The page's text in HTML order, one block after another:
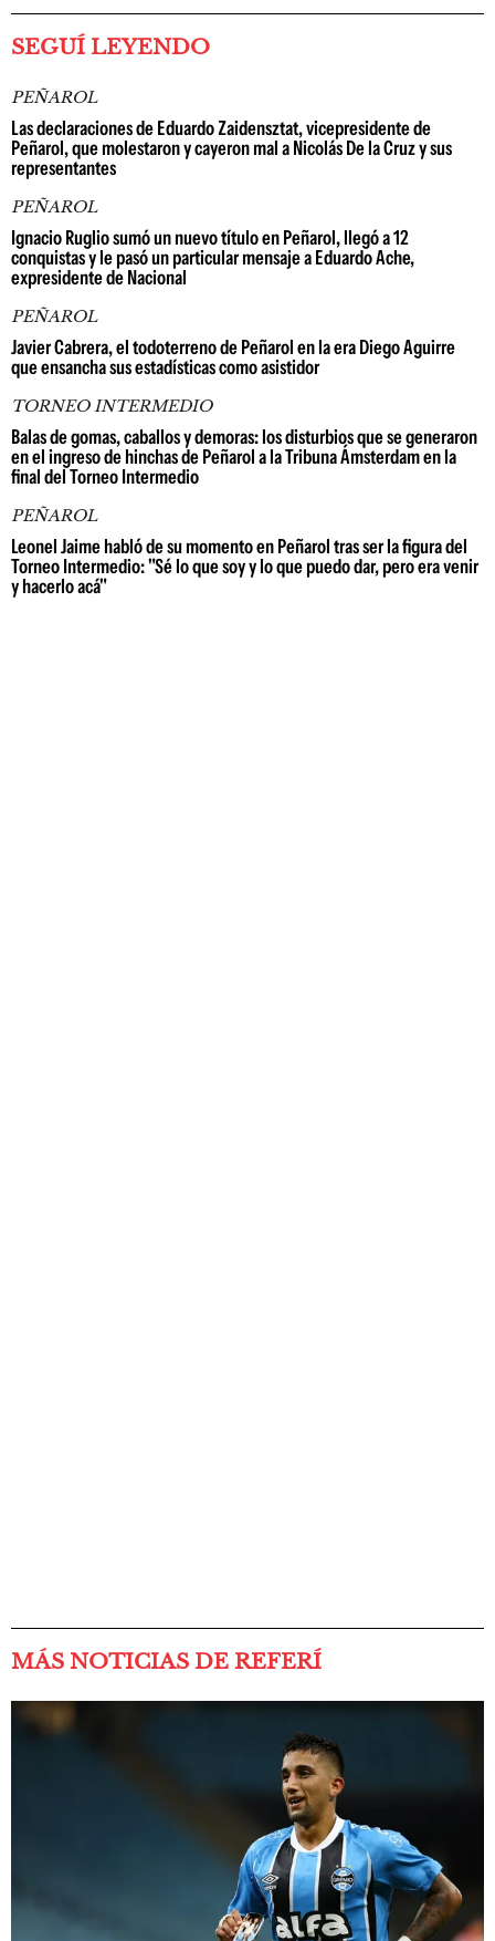
SEGUÍ LEYENDO
PEÑAROL
Las declaraciones de Eduardo Zaidensztat, vicepresidente de
Peñarol, que molestaron y cayeron mal a Nicolás De la Cruz y sus
representantes
PEÑAROL
Ignacio Ruglio sumó un nuevo título en Peñarol, llegó a 12
conquistas y le pasó un particular mensaje a Eduardo Ache,
expresidente de Nacional
PEÑAROL
Javier Cabrera, el todoterreno de Peñarol en la era Diego Aguirre
que ensancha sus estadísticas como asistidor
TORNEO INTERMEDIO
Balas de gomas, caballos y demoras: los disturbios que se generaron
en el ingreso de hinchas de Peñarol a la Tribuna Ámsterdam en la
final del Torneo Intermedio
PEÑAROL
Leonel Jaime habló de su momento en Peñarol tras ser la figura del
Torneo Intermedio: "Sé lo que soy y lo que puedo dar, pero era venir
y hacerlo acá"
MÁS NOTICIAS DE REFERÍ